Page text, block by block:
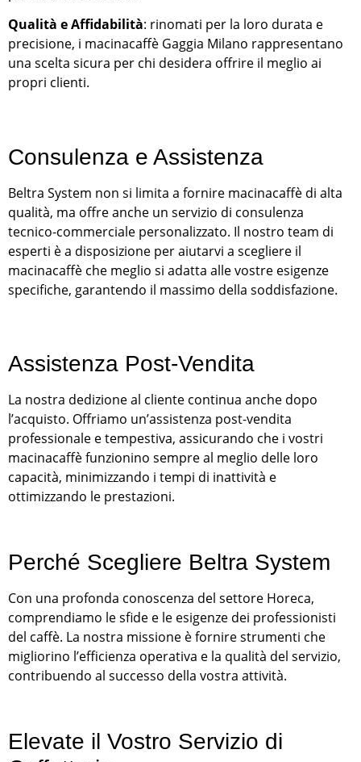
Qualità e Affidabilità: rinomati per la loro durata e
precisione, i macinacaffè Gaggia Milano rappresentano
una scelta sicura per chi desidera offrire il meglio ai
propri clienti.
Consulenza e Assistenza
Beltra System non si limita a fornire macinacaffè di alta
qualità, ma offre anche un servizio di consulenza
tecnico-commerciale personalizzato. Il nostro team di
esperti è a disposizione per aiutarvi a scegliere il
macinacaffè che meglio si adatta alle vostre esigenze
specifiche, garantendo il massimo della soddisfazione.
Assistenza Post-Vendita
La nostra dedizione al cliente continua anche dopo
l’acquisto. Offriamo un’assistenza post-vendita
professionale e tempestiva, assicurando che i vostri
macinacaffè funzionino sempre al meglio delle loro
capacità, minimizzando i tempi di inattività e
ottimizzando le prestazioni.
Perché Scegliere Beltra System
Con una profonda conoscenza del settore Horeca,
comprendiamo le sfide e le esigenze dei professionisti
del caffè. La nostra missione è fornire strumenti che
migliorino l’efficienza operativa e la qualità del servizio,
contribuendo al successo della vostra attività.
Elevate il Vostro Servizio di